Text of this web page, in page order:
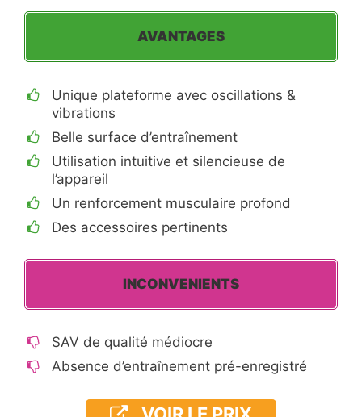
AVANTAGES
Unique plateforme avec oscillations &
vibrations
Belle surface d’entraînement
Utilisation intuitive et silencieuse de
l’appareil
Un renforcement musculaire profond
Des accessoires pertinents
INCONVENIENTS
SAV de qualité médiocre
Absence d’entraînement pré-enregistré